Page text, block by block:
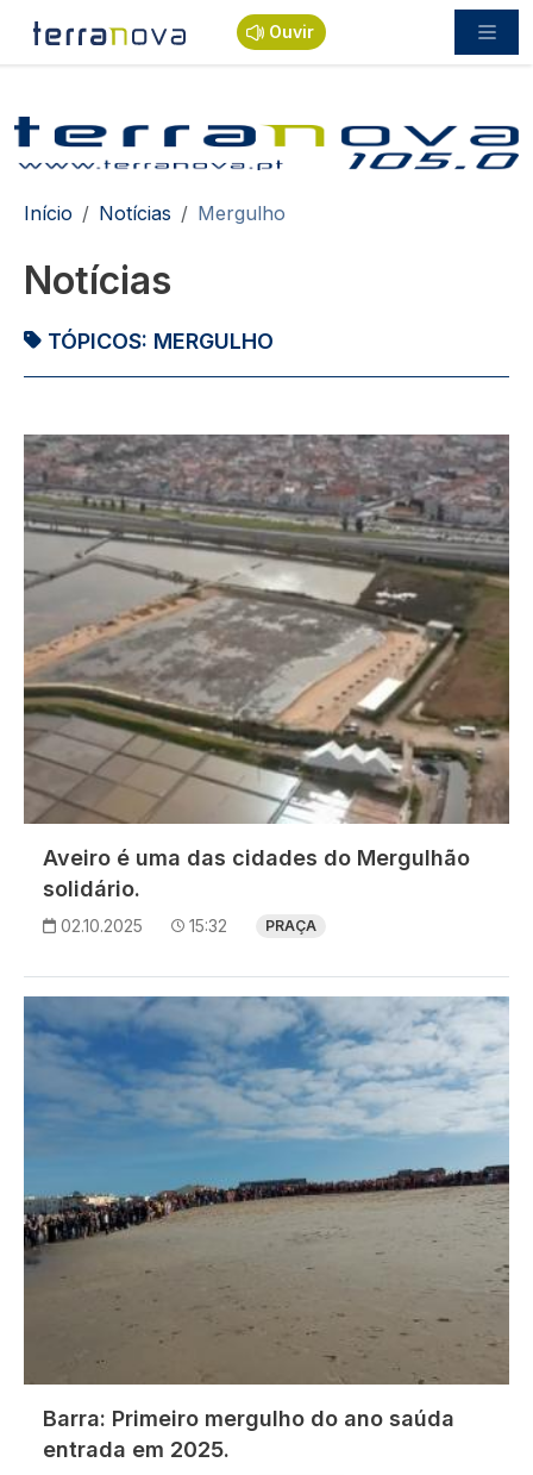
Passar para o conteúdo principal
Ouvir
Navegação estrutural
Início Notícias Mergulho
Notícias
TÓPICOS: MERGULHO
Imagem
Aveiro é uma das cidades do Mergulhão
solidário.
02.10.2025 15:32 PRAÇA
Imagem
Barra: Primeiro mergulho do ano saúda
entrada em 2025.